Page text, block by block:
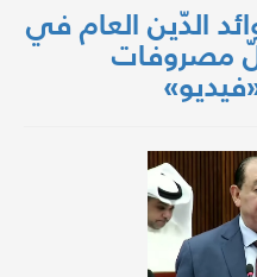
الدّين العام في
مصروفات